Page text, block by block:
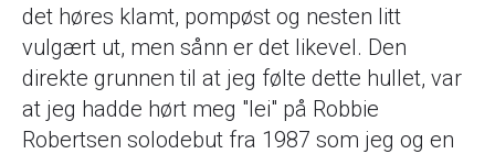
det høres klamt, pompøst og nesten litt
vulgært ut, men sånn er det likevel. Den
direkte grunnen til at jeg følte dette hullet, var
at jeg hadde hørt meg "lei" på Robbie
Robertsen solodebut fra 1987 som jeg og en